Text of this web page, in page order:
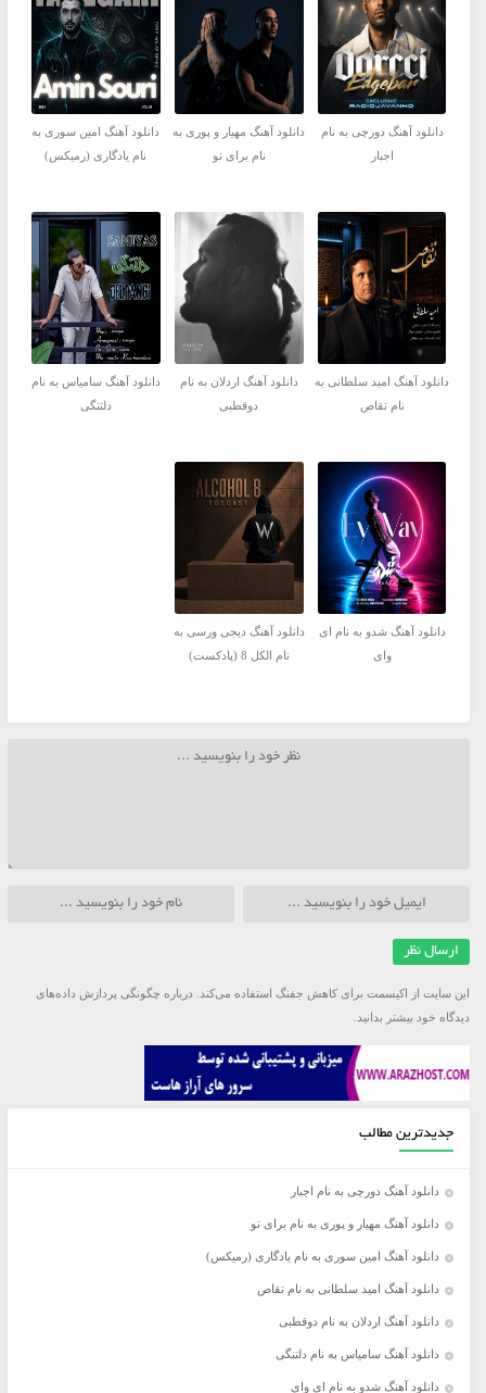
دانلود آهنگ دورچی به نام
اجبار
دانلود آهنگ مهیار و پوری به
نام برای تو
دانلود آهنگ امین سوری به
نام یادگاری (رمیکس)
دانلود آهنگ امید سلطانی به
نام تقاص
دانلود آهنگ اردلان به نام
دوقطبی
دانلود آهنگ سامیاس به نام
دلتنگی
دانلود آهنگ شدو به نام ای
وای
دانلود آهنگ دیجی ورسی به
نام الکل 8 (پادکست)
این سایت از اکیسمت برای کاهش جفنگ استفاده می‌کند. درباره چگونگی پردازش داده‌های
دیدگاه خود بیشتر بدانید.
جدیدترین مطالب
دانلود آهنگ دورچی به نام اجبار
دانلود آهنگ مهیار و پوری به نام برای تو
دانلود آهنگ امین سوری به نام یادگاری (رمیکس)
دانلود آهنگ امید سلطانی به نام تقاص
دانلود آهنگ اردلان به نام دوقطبی
دانلود آهنگ سامیاس به نام دلتنگی
دانلود آهنگ شدو به نام ای وای